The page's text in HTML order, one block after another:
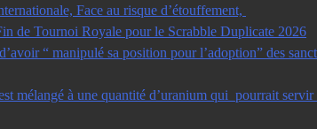
Face au risque d’étouffement,
de Tournoi Royale pour le Scrabble Duplicate 2026
“ manipulé sa position pour l’adoption” des
mélangé à une quantité d’uranium qui pourrait